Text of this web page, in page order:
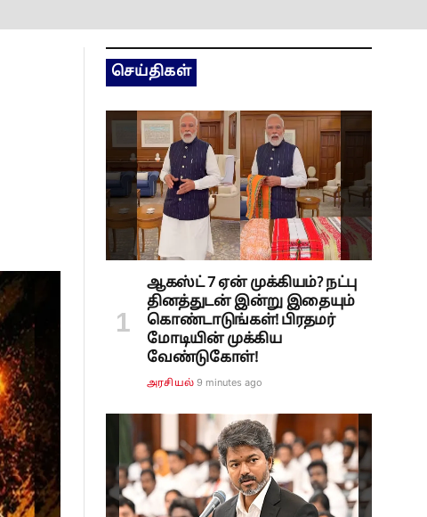
செய்திகள்
ஆகஸ்ட் 7 ஏன் முக்கியம்? நட்பு
தினத்துடன் இன்று இதையும்
கொண்டாடுங்கள்! பிரதமர்
மோடியின் முக்கிய
வேண்டுகோள்!
அரசியல் 9 minutes ago